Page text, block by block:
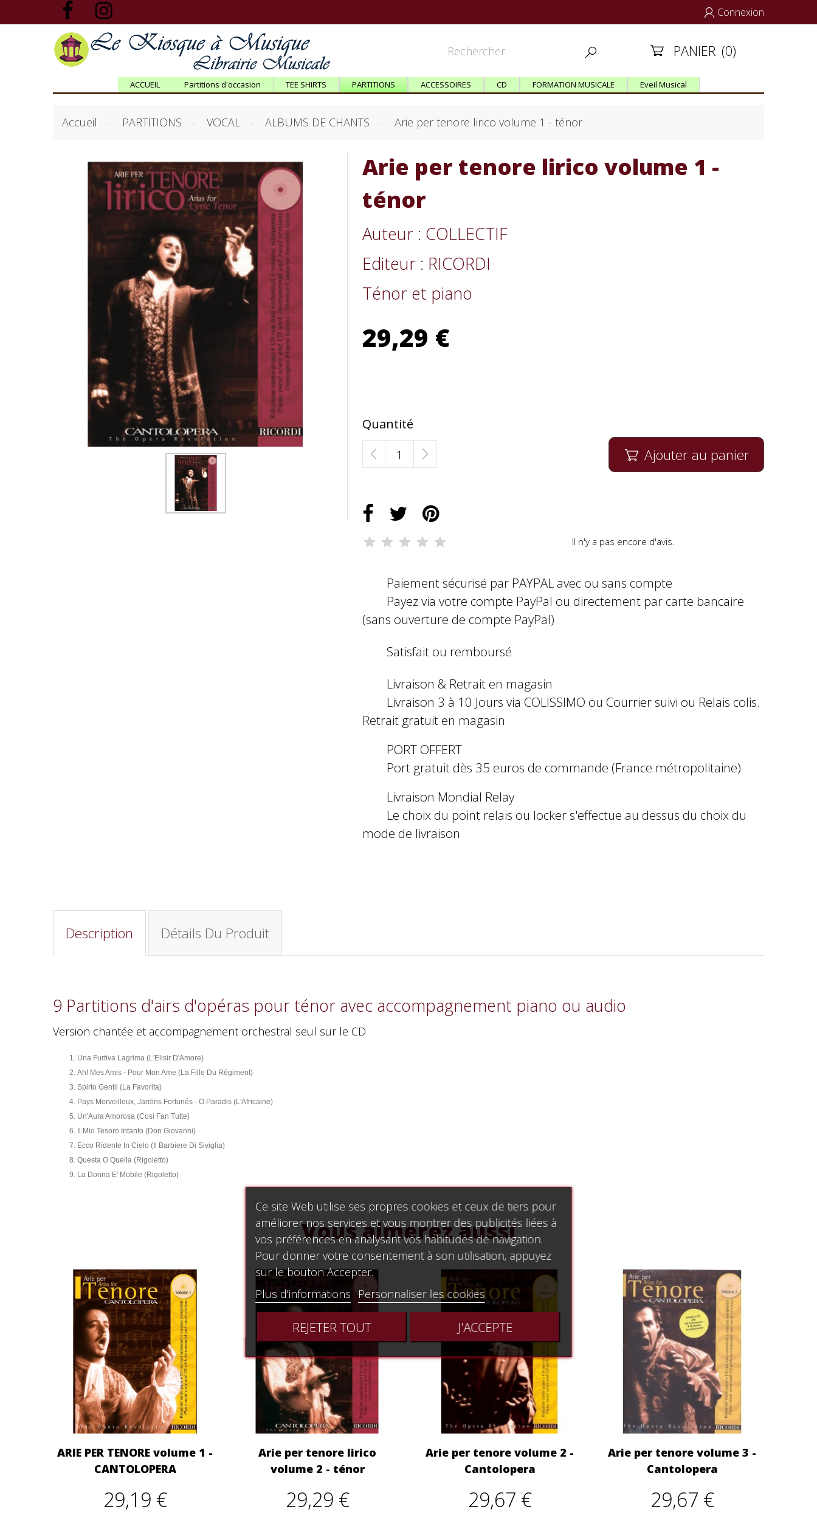
 Connexion
  PANIER (0)
ACCUEIL Partitions d'occasion TEE SHIRTS PARTITIONS ACCESSOIRES CD FORMATION MUSICALE Eveil Musical
Accueil PARTITIONS VOCAL ALBUMS DE CHANTS Arie per tenore lirico volume 1 - ténor
Arie per tenore lirico volume 1 -
ténor
Auteur : COLLECTIF
Editeur : RICORDI
Ténor et piano
29,29 €
Quantité
 Ajouter au panier
Il n'y a pas encore d'avis.
Paiement sécurisé par PAYPAL avec ou sans compte
Payez via votre compte PayPal ou directement par carte bancaire
(sans ouverture de compte PayPal)
Satisfait ou remboursé
Livraison & Retrait en magasin
Livraison 3 à 10 Jours via COLISSIMO ou Courrier suivi ou Relais colis.
Retrait gratuit en magasin
PORT OFFERT
Port gratuit dès 35 euros de commande (France métropolitaine)
Livraison Mondial Relay
Le choix du point relais ou locker s'effectue au dessus du choix du
mode de livraison
Description Détails Du Produit
9 Partitions d'airs d'opéras pour ténor avec accompagnement piano ou audio
Version chantée et accompagnement orchestral seul sur le CD
Una Furtiva Lagrima (L'Elisir D'Amore)
Ah! Mes Amis - Pour Mon Ame (La Fille Du Régiment)
Spirto Gentil (La Favorita)
Pays Merveilleux, Jardins Fortunés - O Paradis (L'Africaine)
Un'Aura Amorosa (Così Fan Tutte)
Il Mio Tesoro Intanto (Don Giovanni)
Ecco Ridente In Cielo (Il Barbiere Di Siviglia)
Questa O Quella (Rigoletto)
La Donna E' Mobile (Rigoletto)
Vous aimerez aussi
ARIE PER TENORE volume 1 -
CANTOLOPERA
29,19 €
Arie per tenore lirico
volume 2 - ténor
29,29 €
Arie per tenore volume 2 -
Cantolopera
29,67 €
Arie per tenore volume 3 -
Cantolopera
29,67 €
Ce site Web utilise ses propres cookies et ceux de tiers pour
améliorer nos services et vous montrer des publicités liées à
vos préférences en analysant vos habitudes de navigation.
Pour donner votre consentement à son utilisation, appuyez
sur le bouton Accepter.
Plus d'informations Personnaliser les cookies
REJETER TOUT J'ACCEPTE